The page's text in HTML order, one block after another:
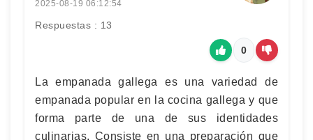
2025-08-19 06:12:54
Respuestas : 13
0
La empanada gallega es una variedad de
empanada popular en la cocina gallega y que
forma parte de una de sus identidades
culinarias. Consiste en una preparación que